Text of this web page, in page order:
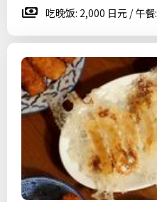
吃晚饭: 2,000 日元 / 午